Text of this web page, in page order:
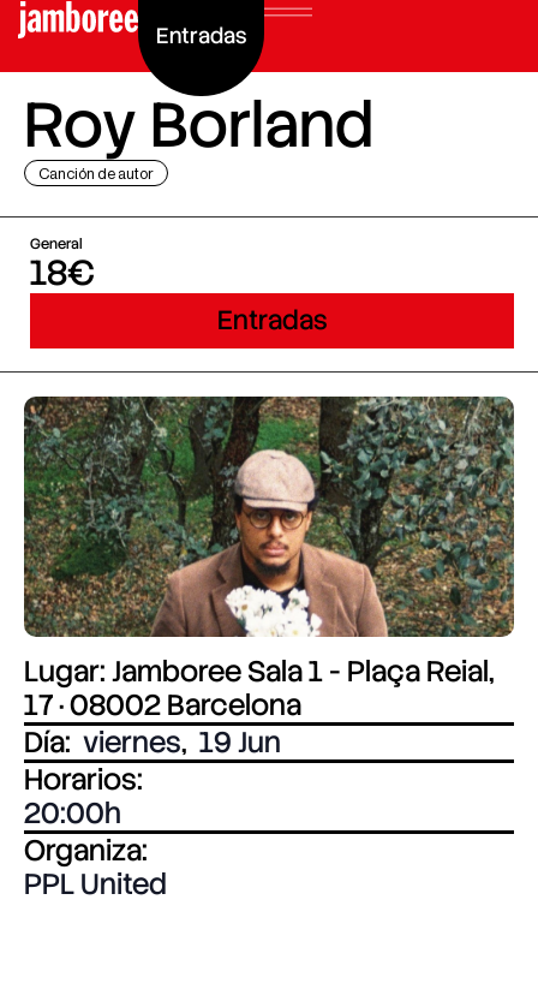
Entradas
Roy Borland
Canción de autor
General
18€
Entradas
Lugar: Jamboree Sala 1 - Plaça Reial,
17 · 08002 Barcelona
Día: viernes, 19 Jun
Horarios:
20:00
Organiza:
PPL United